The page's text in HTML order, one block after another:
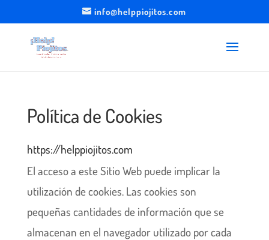
info@helppiojitos.com
Política de Cookies
https://helppiojitos.com
El acceso a este Sitio Web puede implicar la
utilización de cookies. Las cookies son
pequeñas cantidades de información que se
almacenan en el navegador utilizado por cada